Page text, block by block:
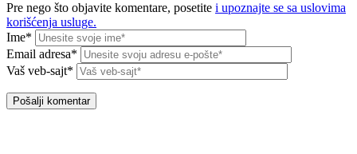
Pre nego što objavite komentare, posetite i upoznajte se sa uslovima
korišćenja usluge.
Ime*
Email adresa*
Vaš veb-sajt*